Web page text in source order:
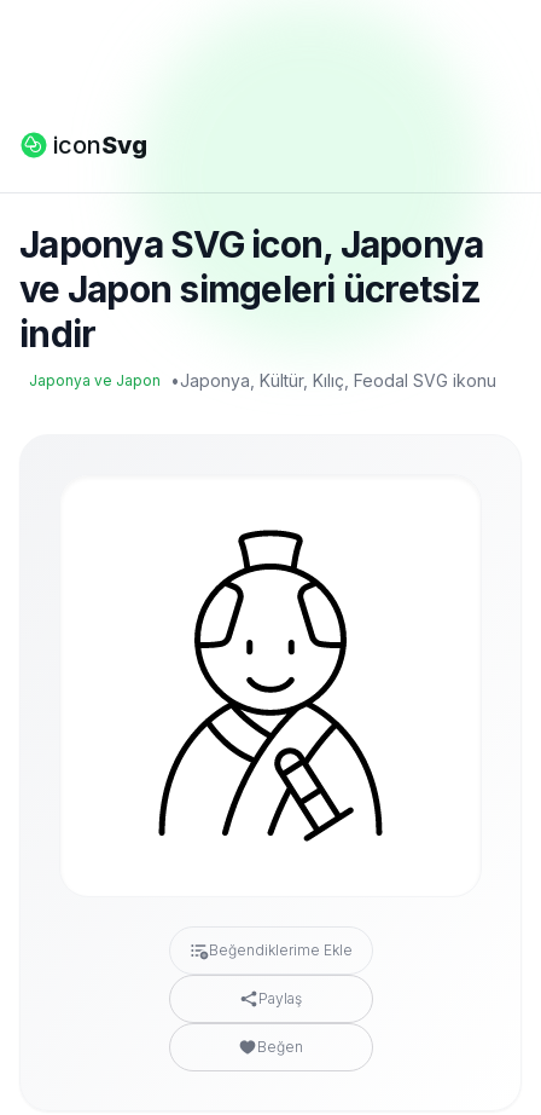
iconSvg
Japonya SVG icon, Japonya
ve Japon simgeleri ücretsiz
indir
Japonya ve Japon •Japonya, Kültür, Kılıç, Feodal SVG ikonu
Beğendiklerime Ekle
Paylaş
Beğen